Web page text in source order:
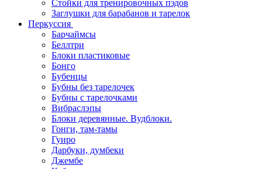
Стойки для тренировочных пэдов
Заглушки для барабанов и тарелок
Перкуссия
Барчаймсы
Беллтри
Блоки пластиковые
Бонго
Бубенцы
Бубны без тарелочек
Бубны с тарелочками
Вибраслэпы
Блоки деревянные. Вудблоки.
Гонги, там-тамы
Гуиро
Дарбуки, думбеки
Джембе